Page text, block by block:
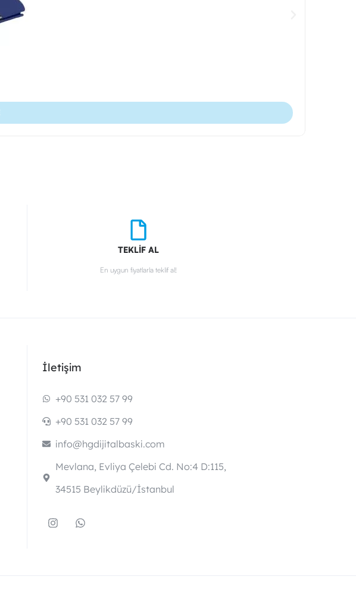
TEKLİF AL
En uygun fiyatlarla teklif al!
İletişim
+90 531 032 57 99
+90 531 032 57 99
info@hgdijitalbaski.com
Mevlana, Evliya Çelebi Cd. No:4 D:115,
34515 Beylikdüzü/İstanbul